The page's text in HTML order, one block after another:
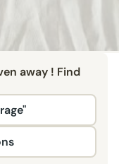
away ! Find